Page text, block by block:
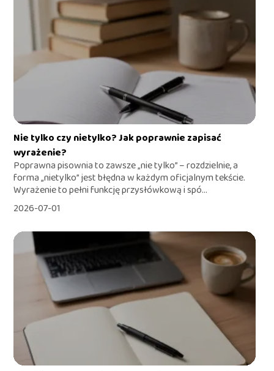
Nie tylko czy nietylko? Jak poprawnie zapisać
wyrażenie?
Poprawna pisownia to zawsze „nie tylko” – rozdzielnie, a
forma „nietylko” jest błędna w każdym oficjalnym tekście.
Wyrażenie to pełni funkcję przysłówkową i spó...
2026-07-01